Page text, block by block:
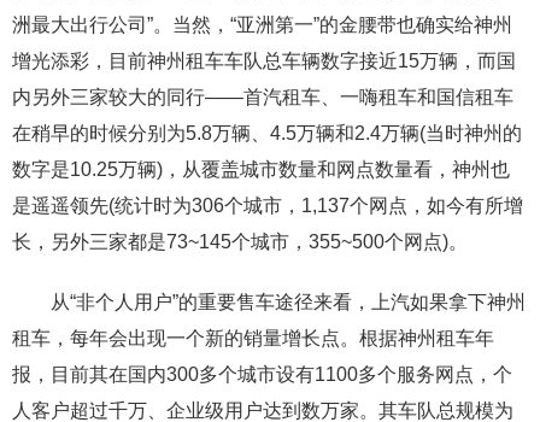
洲最大出行公司”。当然，“亚洲第一”的金腰带也确实给神州
增光添彩，目前神州租车车队总车辆数字接近15万辆，而国
内另外三家较大的同行——首汽租车、一嗨租车和国信租车
在稍早的时候分别为5.8万辆、4.5万辆和2.4万辆(当时神州的
数字是10.25万辆)，从覆盖城市数量和网点数量看，神州也
是遥遥领先(统计时为306个城市，1,137个网点，如今有所增
长，另外三家都是73~145个城市，355~500个网点)。
从“非个人用户”的重要售车途径来看，上汽如果拿下神州
租车，每年会出现一个新的销量增长点。根据神州租车年
报，目前其在国内300多个城市设有1100多个服务网点，个
人客户超过千万、企业级用户达到数万家。其车队总规模为